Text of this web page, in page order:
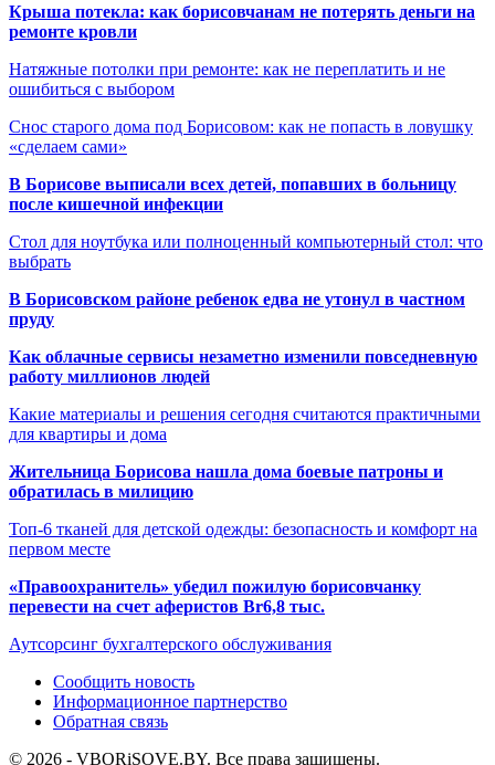
Крыша потекла: как борисовчанам не потерять деньги на
ремонте кровли
Натяжные потолки при ремонте: как не переплатить и не
ошибиться с выбором
Снос старого дома под Борисовом: как не попасть в ловушку
«сделаем сами»
В Борисове выписали всех детей, попавших в больницу
после кишечной инфекции
Стол для ноутбука или полноценный компьютерный стол: что
выбрать
В Борисовском районе ребенок едва не утонул в частном
пруду
Как облачные сервисы незаметно изменили повседневную
работу миллионов людей
Какие материалы и решения сегодня считаются практичными
для квартиры и дома
Жительница Борисова нашла дома боевые патроны и
обратилась в милицию
Топ-6 тканей для детской одежды: безопасность и комфорт на
первом месте
«Правоохранитель» убедил пожилую борисовчанку
перевести на счет аферистов Br6,8 тыс.
Аутсорсинг бухгалтерского обслуживания
Сообщить новость
Информационное партнерство
Обратная связь
© 2026 - VBORiSOVE.BY. Все права защищены.